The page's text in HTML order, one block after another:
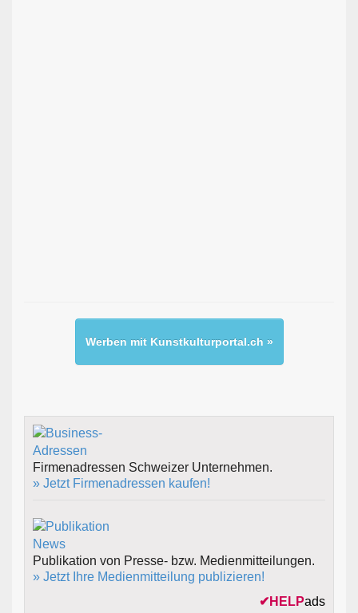
Werben mit Kunstkulturportal.ch »
Firmenadressen Schweizer Unternehmen.
» Jetzt Firmenadressen kaufen!
Publikation von Presse- bzw. Medienmitteilungen.
» Jetzt Ihre Medienmitteilung publizieren!
✔ HELPads